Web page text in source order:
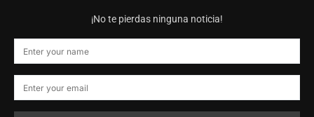
¡No te pierdas ninguna noticia!